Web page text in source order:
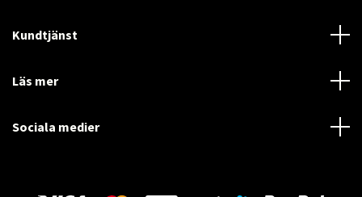
Kundtjänst
Läs mer
Sociala medier